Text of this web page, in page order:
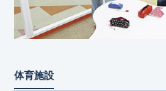
体育施設